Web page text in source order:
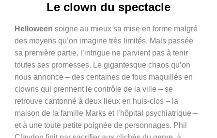
Le clown du spectacle
Helloween soigne au mieux sa mise en forme malgré
des moyens qu’on imagine très limités. Mais passée
sa première partie, l’intrigue ne parvient pas à tenir
toutes ses promesses. Le gigantesque chaos qu’on
nous annonce – des centaines de fous maquillés en
clowns qui prennent le contrôle de la ville – se
retrouve cantonné à deux lieux en huis-clos – la
maison de la famille Marks et l’hôpital psychiatrique –
et à une toute petite poignée de personnages. Phil